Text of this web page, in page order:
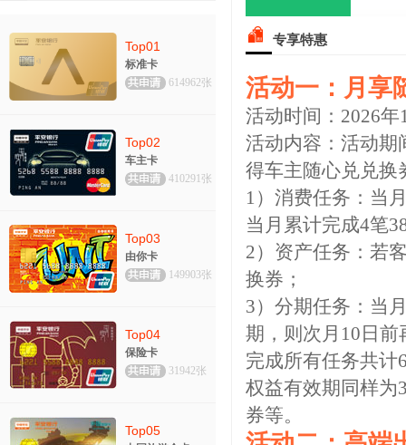
Top01
标准卡
614962张
Top02
车主卡
410291张
Top03
由你卡
149903张
Top04
保险卡
31942张
Top05
专享特惠
活动一：月享
活动时间：2026年
活动内容：活动期
得车主随心兑兑换
1）消费任务：当
当月累计完成4笔
2）资产任务：若
换券；
3）分期任务：当
期，则次月10日
完成所有任务共计
权益有效期同样为
券等。